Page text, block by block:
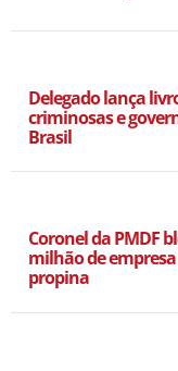
Delegado lança
criminosas e
Brasil
Coronel da PMDF
milhão de
propina